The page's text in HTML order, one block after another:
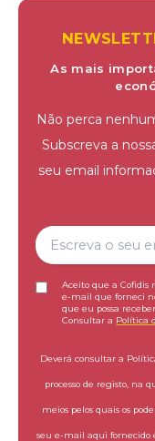
As mais
Não perca
Subscreva a
seu email
Aceito que a Cofidis
e-mail que forneci
que eu possa
Consultar a Política
Deverá consultar a
processo de registo, na
meios pelos quais os
seu e-mail aqui fornecido